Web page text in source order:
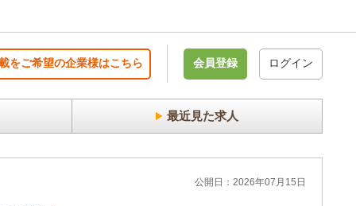
をご希望の企業様はこちら 会員登録 ログイン
最近見た求人
公開日：2026年07月15日